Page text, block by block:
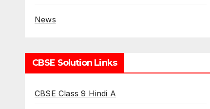
News
CBSE Solution Links
CBSE Class 9 Hindi A